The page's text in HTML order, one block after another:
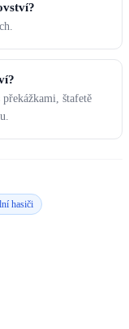
štafetě
hasiči